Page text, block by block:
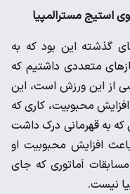
استیج مسترالمپیا
گذشته این بود که به
متعددی داشتیم که
از این ورزش است، این
محبوبیت، کاری که
که به قهرمانی درک داشت
افزایش محبوبیت او
آماتوری که جای
نیست.